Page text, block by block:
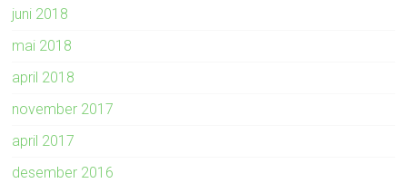
juni 2018
mai 2018
april 2018
november 2017
april 2017
desember 2016